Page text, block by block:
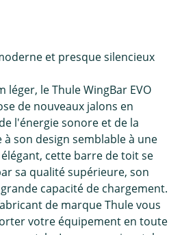
et presque silencieux
léger, le Thule WingBar EVO
de nouveaux jalons en
l'énergie sonore et de la
son design semblable à une
cette barre de toit se
sa qualité supérieure, son
capacité de chargement.
de marque Thule vous
votre équipement en toute